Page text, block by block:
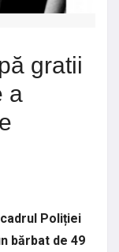
gratii
a
Poliției
bărbat de 49